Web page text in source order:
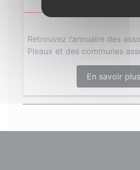
Retrouvez l’annuaire des
Pleaux et des communes
En savoir plus